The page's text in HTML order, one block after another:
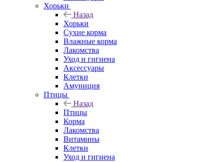
Хорьки
Назад
Хорьки
Сухие корма
Влажные корма
Лакомства
Уход и гигиена
Аксессуары
Клетки
Амуниция
Птицы
Назад
Птицы
Корма
Лакомства
Витамины
Клетки
Уход и гигиена